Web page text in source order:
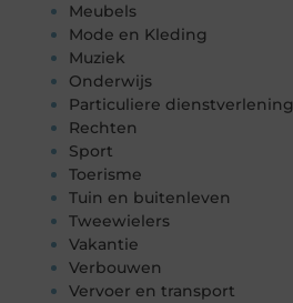
Meubels
Mode en Kleding
Muziek
Onderwijs
Particuliere dienstverlening
Rechten
Sport
Toerisme
Tuin en buitenleven
Tweewielers
Vakantie
Verbouwen
Vervoer en transport